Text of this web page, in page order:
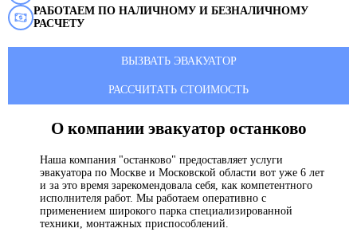
РАБОТАЕМ ПО НАЛИЧНОМУ И БЕЗНАЛИЧНОМУ
РАСЧЕТУ
ВЫЗВАТЬ ЭВАКУАТОР
РАССЧИТАТЬ СТОИМОСТЬ
О компании эвакуатор останково
Наша компания "останково" предоставляет услуги
эвакуатора по Москве и Московской области вот уже 6 лет
и за это время зарекомендовала себя, как компетентного
исполнителя работ. Мы работаем оперативно с
применением широкого парка специализированной
техники, монтажных приспособлений.